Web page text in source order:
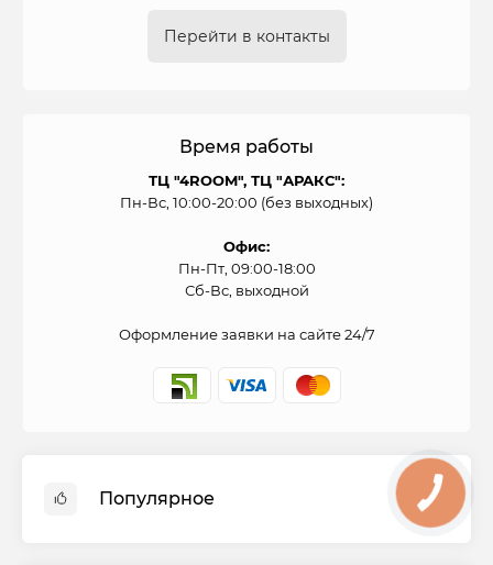
Перейти в контакты
Время работы
ТЦ "4ROOM", ТЦ "АРАКС":
Пн-Вс, 10:00-20:00 (без выходных)
Офис:
Пн-Пт, 09:00-18:00
Сб-Вс, выходной
Оформление заявки на сайте 24/7
Популярное